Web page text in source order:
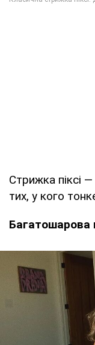
Стрижка піксі
тих, у кого
Багатошарова